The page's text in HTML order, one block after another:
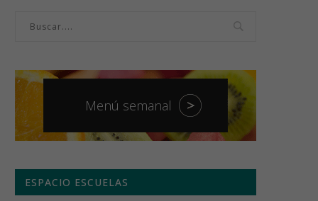
Menú semanal
ESPACIO ESCUELAS